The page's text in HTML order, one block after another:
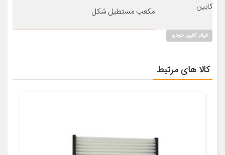
کابین
مکعب مستطیل شکل
فیلتر کابین خودرو
کالا های مرتبط